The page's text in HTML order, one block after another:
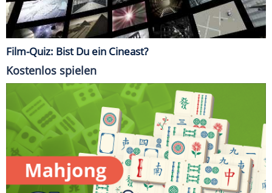
Film-Quiz: Bist Du ein Cineast?
Kostenlos spielen